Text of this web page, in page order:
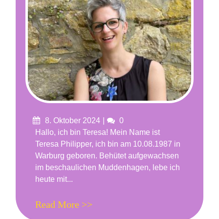
Posted
on
8. Oktober 2024 Comments
0
Hallo, ich bin Teresa! Mein Name ist
Teresa Philipper, ich bin am 10.08.1987 in
Warburg geboren. Behütet aufgewachsen
im beschaulichen Muddenhagen, lebe ich
heute mit...
Read More >>